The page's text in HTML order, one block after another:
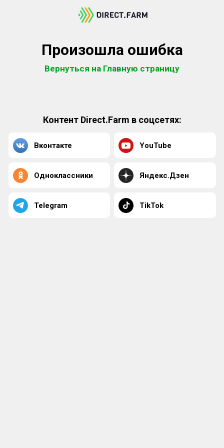
Произошла ошибка
Вернуться на Главную страницу
Контент Direct.Farm в соцсетях:
Вконтакте YouTube
Одноклассники Яндекс.Дзен
Telegram TikTok